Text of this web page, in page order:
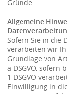
Gründe.
Allgemeine
Sofern Sie in die
verarbeiten wir
Grundlage von
a DSGVO, sofern
1 DSGVO
Einwilligung in